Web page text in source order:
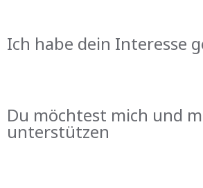
Ich habe dein Interesse
Du möchtest mich und
unterstützen